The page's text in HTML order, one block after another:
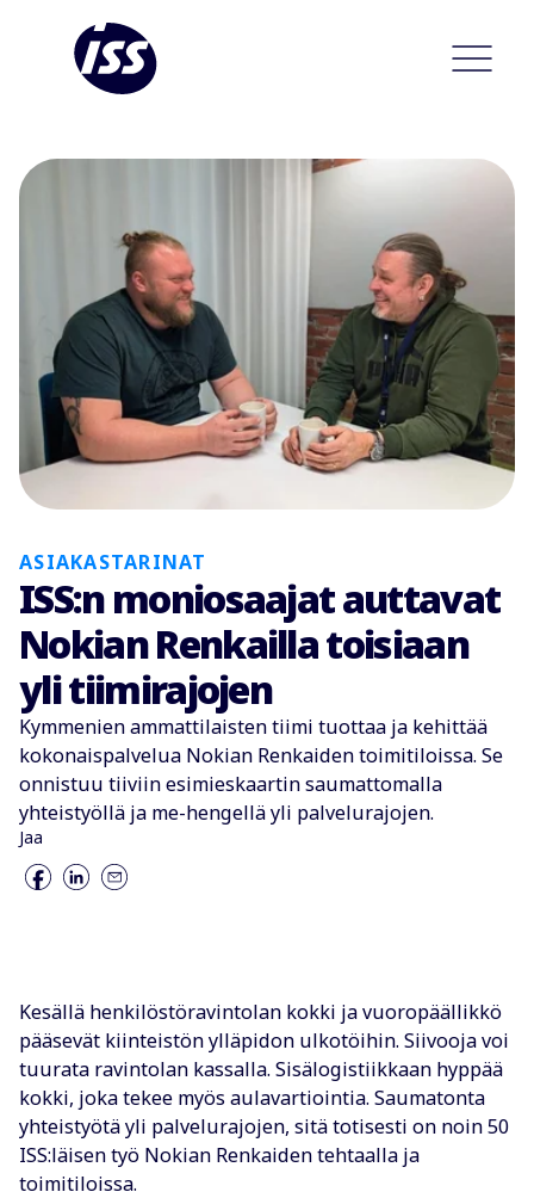
ASIAKASTARINAT
ISS:n moniosaajat auttavat
Nokian Renkailla toisiaan
yli tiimirajojen
Kymmenien ammattilaisten tiimi tuottaa ja kehittää
kokonaispalvelua Nokian Renkaiden toimitiloissa. Se
onnistuu tiiviin esimieskaartin saumattomalla
yhteistyöllä ja me-hengellä yli palvelurajojen.
Jaa
Kesällä henkilöstöravintolan kokki ja vuoropäällikkö
pääsevät kiinteistön ylläpidon ulkotöihin. Siivooja voi
tuurata ravintolan kassalla. Sisälogistiikkaan hyppää
kokki, joka tekee myös aulavartiointia. Saumatonta
yhteistyötä yli palvelurajojen, sitä totisesti on noin 50
ISS:läisen työ Nokian Renkaiden tehtaalla ja
toimitiloissa.